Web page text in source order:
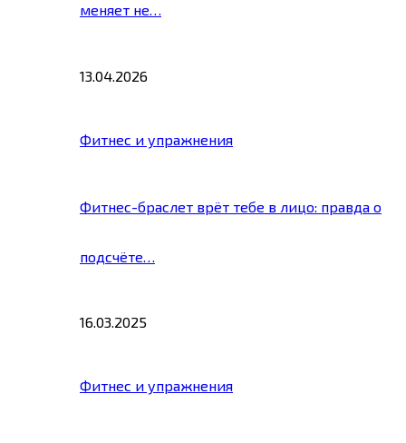
меняет не…
13.04.2026
Фитнес и упражнения
Фитнес-браслет врёт тебе в лицо: правда о
подсчёте…
16.03.2025
Фитнес и упражнения